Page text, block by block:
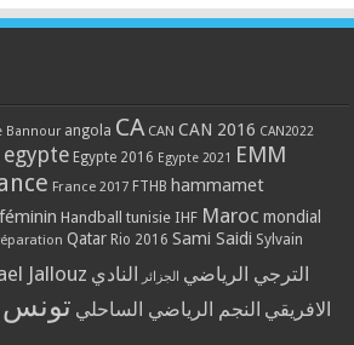
Bannour angola CA CAN CAN 2016 CAN2022
egypte Egypte 2016 Egypte 2021 EMM
France 2017 FTHB hammamet
Handball tunisie IHF Maroc mondial
Qatar Rio 2016 Sami Saidi Sylvain
Jallouz الترجي الرياضي الجزائر
النادي
الافريقي النجم الرياضي الساحلي تونس